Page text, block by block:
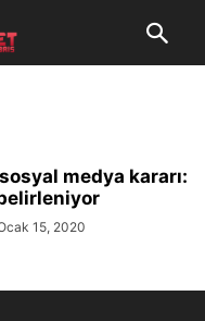
medya kararı:
15, 2020